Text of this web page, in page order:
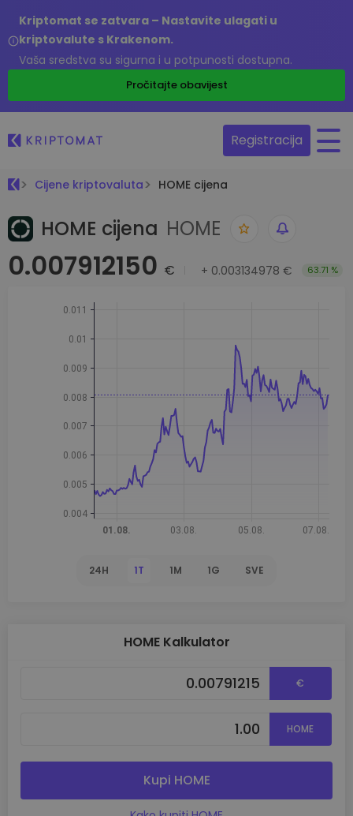
Kriptomat se zatvara – Nastavite ulagati u
kriptovalute s Krakenom.
Vaša sredstva su sigurna i u potpunosti dostupna.
Pročitajte obavijest
Registracija
Cijene kriptovaluta HOME cijena
HOME cijena HOME
0.007912150 € + 0.003134978 € 63.71 %
24H 1T 1M 1G SVE
HOME Kalkulator
€
HOME
Kupi HOME